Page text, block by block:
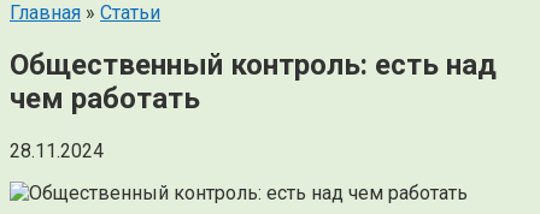
Главная » Статьи
Общественный контроль: есть над
чем работать
28.11.2024